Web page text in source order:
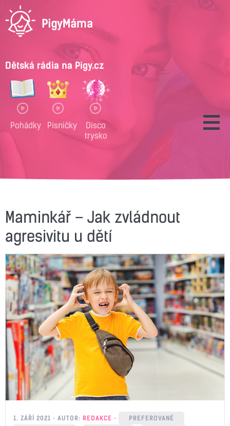
Dětská rádia na Pigy.cz
Pohádky Písničky
Disco
trysko
Maminkář – Jak zvládnout
agresivitu u dětí
1. ZÁŘÍ 2021 AUTOR: REDAKCE
PREFEROVANÉ